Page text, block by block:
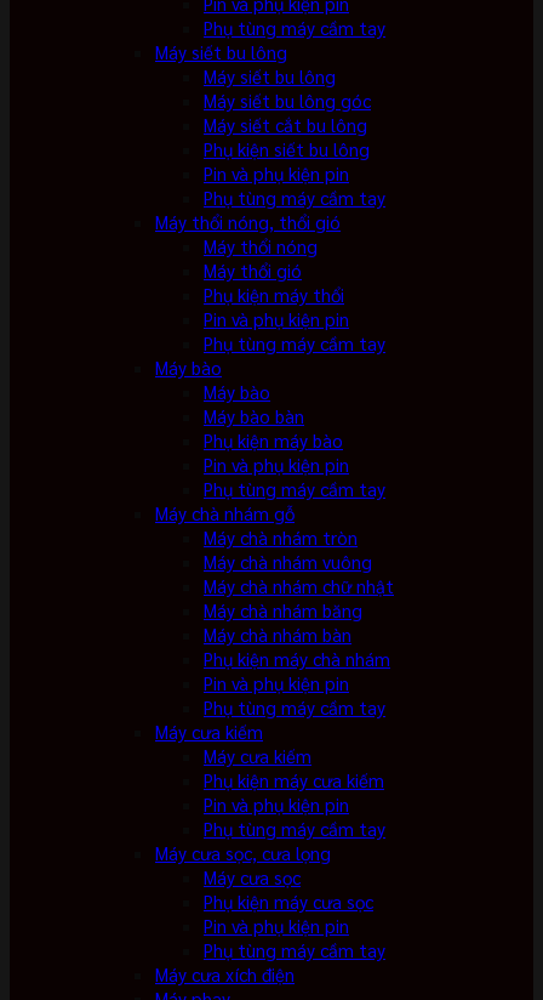
Phụ tùng máy cầm tay
Máy siết bu lông
Máy siết bu lông
Máy siết bu lông góc
Máy siết cắt bu lông
Phụ kiện siết bu lông
Pin và phụ kiện pin
Phụ tùng máy cầm tay
Máy thổi nóng, thổi gió
Máy thổi nóng
Máy thổi gió
Phụ kiện máy thổi
Pin và phụ kiện pin
Phụ tùng máy cầm tay
Máy bào
Máy bào
Máy bào bàn
Phụ kiện máy bào
Pin và phụ kiện pin
Phụ tùng máy cầm tay
Máy chà nhám gỗ
Máy chà nhám tròn
Máy chà nhám vuông
Máy chà nhám chữ nhật
Máy chà nhám băng
Máy chà nhám bàn
Phụ kiện máy chà nhám
Pin và phụ kiện pin
Phụ tùng máy cầm tay
Máy cưa kiếm
Máy cưa kiếm
Phụ kiện máy cưa kiếm
Pin và phụ kiện pin
Phụ tùng máy cầm tay
Máy cưa sọc, cưa lọng
Máy cưa sọc
Phụ kiện máy cưa sọc
Pin và phụ kiện pin
Phụ tùng máy cầm tay
Máy cưa xích điện